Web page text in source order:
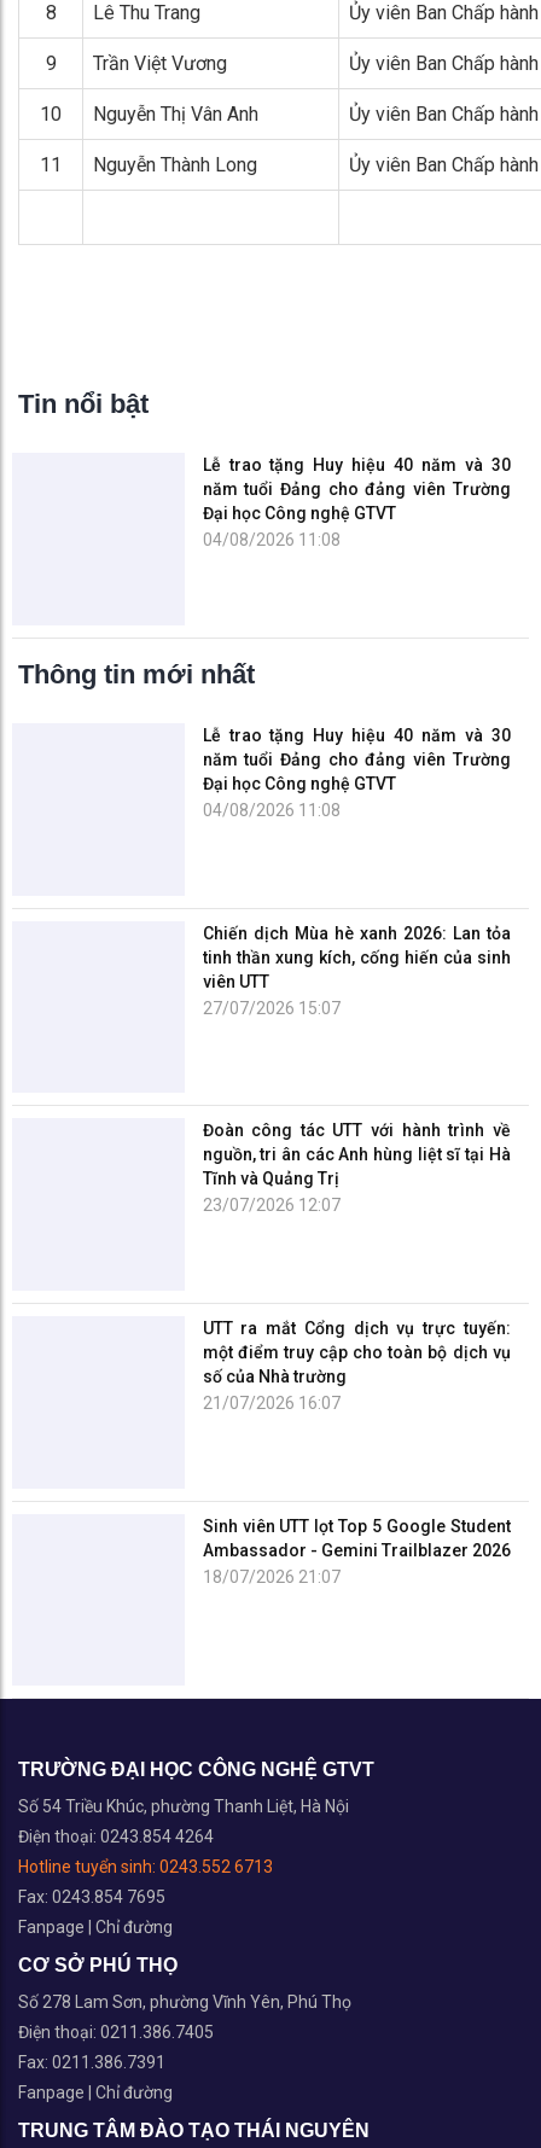
8 Lê Thu Trang Ủy viên Ban Chấp hành
9 Trần Việt Vương Ủy viên Ban Chấp hành
10 Nguyễn Thị Vân Anh Ủy viên Ban Chấp hành
11 Nguyễn Thành Long Ủy viên Ban Chấp hành
Tin nổi bật
Lễ trao tặng Huy hiệu 40 năm và 30
năm tuổi Đảng cho đảng viên Trường
Đại học Công nghệ GTVT
04/08/2026 11:08
Thông tin mới nhất
Lễ trao tặng Huy hiệu 40 năm và 30
năm tuổi Đảng cho đảng viên Trường
Đại học Công nghệ GTVT
04/08/2026 11:08
Chiến dịch Mùa hè xanh 2026: Lan tỏa
tinh thần xung kích, cống hiến của sinh
viên UTT
27/07/2026 15:07
Đoàn công tác UTT với hành trình về
nguồn, tri ân các Anh hùng liệt sĩ tại Hà
Tĩnh và Quảng Trị
23/07/2026 12:07
UTT ra mắt Cổng dịch vụ trực tuyến:
một điểm truy cập cho toàn bộ dịch vụ
số của Nhà trường
21/07/2026 16:07
Sinh viên UTT lọt Top 5 Google Student
Ambassador - Gemini Trailblazer 2026
18/07/2026 21:07
TRƯỜNG ĐẠI HỌC CÔNG NGHỆ GTVT
Số 54 Triều Khúc, phường Thanh Liệt, Hà Nội
Điện thoại: 0243.854 4264
Hotline tuyển sinh: 0243.552 6713
Fax: 0243.854 7695
Fanpage
Chỉ đường
CƠ SỞ PHÚ THỌ
Số 278 Lam Sơn, phường Vĩnh Yên, Phú Thọ
Điện thoại: 0211.386.7405
Fax: 0211.386.7391
Fanpage
Chỉ đường
TRUNG TÂM ĐÀO TẠO THÁI NGUYÊN